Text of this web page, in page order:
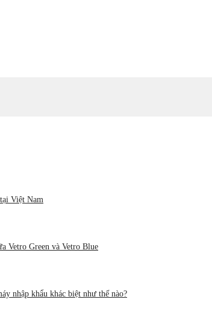
Việt Nam
Vetro Green và Vetro Blue
nhập khẩu khác biệt như thế nào?